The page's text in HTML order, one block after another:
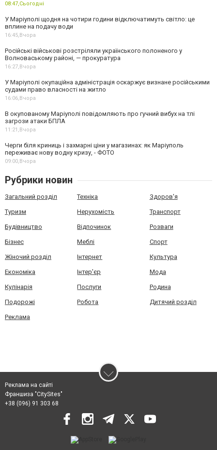
08:47,Сьогодні
У Маріуполі щодня на чотири години відключатимуть світло: це
вплине на подачу води
16:45,Вчора
Російські військові розстріляли українського полоненого у
Волноваському районі, — прокуратура
16:27,Вчора
У Маріуполі окупаційна адміністрація оскаржує визнане російськими
судами право власності на житло
16:06,Вчора
В окупованому Маріуполі повідомляють про гучний вибух на тлі
загрози атаки БПЛА
11:21,Вчора
Черги біля криниць і захмарні ціни у магазинах: як Маріуполь
переживає нову водну кризу, - ФОТО
09:00,Вчора
Рубрики новин
Загальний розділ Техніка Здоров'я
Туризм Нерухомість Транспорт
Будівництво Відпочинок Розваги
Бізнес Меблі Спорт
Жіночий розділ Інтернет Культура
Економіка Інтер'єр Мода
Кулінарія Послуги Родина
Подорожі Робота Дитячий розділ
Реклама
Реклама на сайті
Франшиза "CitySites"
+38 (096) 91 303 68